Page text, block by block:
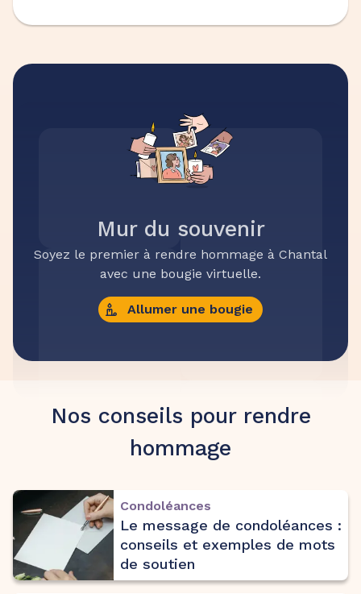
Mur du souvenir
Soyez le premier à rendre hommage à Chantal
avec une bougie virtuelle.
Allumer une bougie
Nos conseils pour rendre
hommage
Condoléances
Le message de condoléances :
conseils et exemples de mots
de soutien